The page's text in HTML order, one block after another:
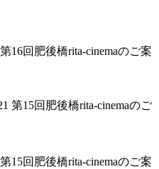
16回肥後橋rita-cinemaのご案
15回肥後橋rita-cinemaのご案